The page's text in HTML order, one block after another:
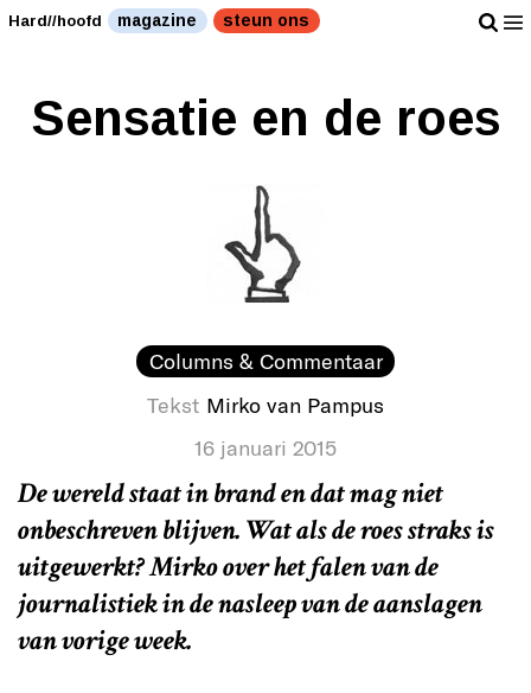
Hard//hoofd magazine steun ons
Sensatie en de roes
Columns & Commentaar
Tekst Mirko van Pampus
16 januari 2015
De wereld staat in brand en dat mag niet
onbeschreven blijven. Wat als de roes straks is
uitgewerkt? Mirko over het falen van de
journalistiek in de nasleep van de aanslagen
van vorige week.